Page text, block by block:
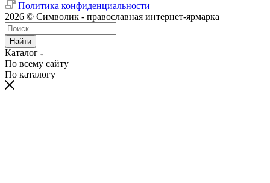
Политика конфиденциальности
2026 © Символик - православная интернет-ярмарка
Найти
Каталог
По всему сайту
По каталогу